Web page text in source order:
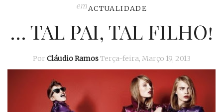
emACTUALIDADE
… TAL PAI, TAL FILHO!
Por Cláudio RamosTerça-feira, Março 19, 2013